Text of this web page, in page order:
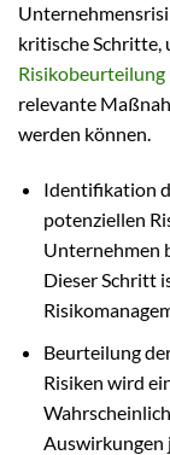
kritische Schritte,
Risikobeurteilung
relevante
werden können.
Identifikation
potenziellen
Unternehmen
Dieser Schritt
Beurteilung
Risiken wird
Auswirkungen